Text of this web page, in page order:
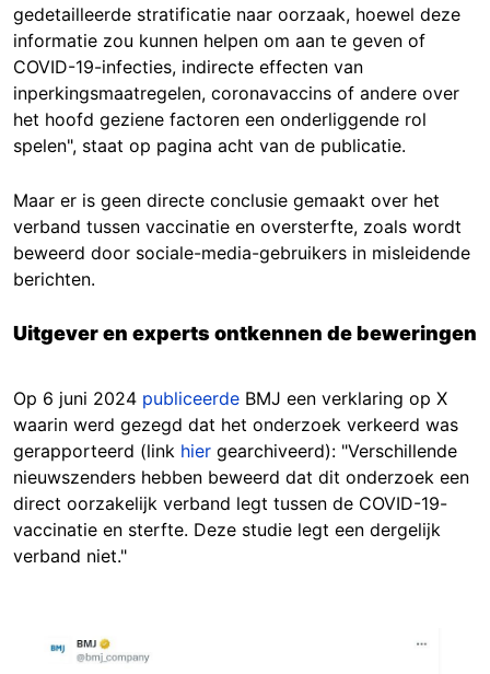
gedetailleerde stratificatie naar oorzaak, hoewel deze
informatie zou kunnen helpen om aan te geven of
COVID-19-infecties, indirecte effecten van
inperkingsmaatregelen, coronavaccins of andere over
het hoofd geziene factoren een onderliggende rol
spelen", staat op pagina acht van de publicatie.
Maar er is geen directe conclusie gemaakt over het
verband tussen vaccinatie en oversterfte, zoals wordt
beweerd door sociale-media-gebruikers in misleidende
berichten.
Uitgever en experts ontkennen de beweringen
Op 6 juni 2024 publiceerde BMJ een verklaring op X
waarin werd gezegd dat het onderzoek verkeerd was
gerapporteerd (link hier gearchiveerd): "Verschillende
nieuwszenders hebben beweerd dat dit onderzoek een
direct oorzakelijk verband legt tussen de COVID-19-
vaccinatie en sterfte. Deze studie legt een dergelijk
verband niet."
Image